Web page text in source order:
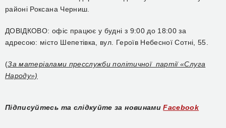
районі Роксана Черниш.
ДОВІДКОВО: офіс працює у будні з 9:00 до 18:00 за
адресою: місто Шепетівка, вул. Героїв Небесної Сотні, 55.
(За матеріалами пресслужби політичної партії «Слуга
Народу»)
Підписуйтесь та слідкуйте за новинами Facebook